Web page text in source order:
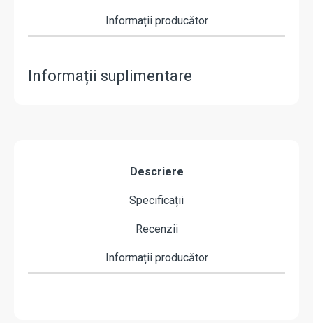
Informații producător
Informații suplimentare
Descriere
Specificații
Recenzii
Informații producător